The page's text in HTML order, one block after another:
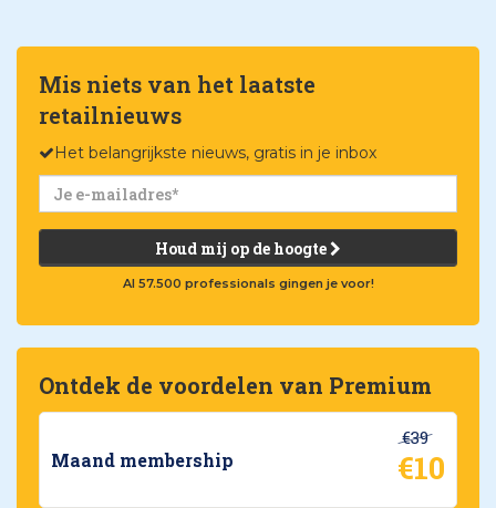
Mis niets van het laatste
retailnieuws
Het belangrijkste nieuws, gratis in je inbox
Houd mij op de hoogte
Al 57.500 professionals gingen je voor!
Ontdek de voordelen van Premium
Maand membership
€39
€10